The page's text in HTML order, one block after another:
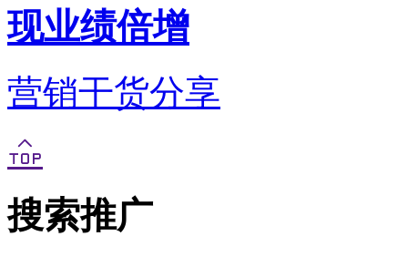
现业绩倍增
营销干货分享
搜索推广